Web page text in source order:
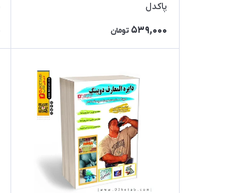
پاکدل
539,000 تومان